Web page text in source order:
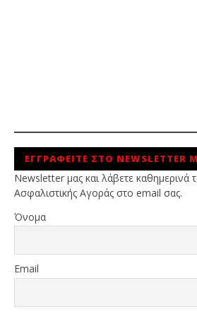
ΕΓΓΡΑΦΕΙΤΕ ΣΤΟ NEWSLETTER
Newsletter μας και λάβετε καθημερινά
Ασφαλιστικής Αγοράς στο email σας.
Όνομα
Email